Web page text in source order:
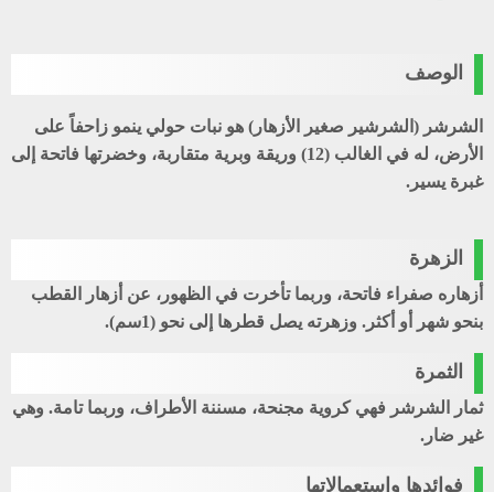
الوصف
الشرشر (الشرشير صغير الأزهار) هو نبات حولي ينمو زاحفاً على
الأرض، له في الغالب (12) وريقة وبرية متقاربة، وخضرتها فاتحة إلى
غبرة يسير.
الزهرة
أزهاره صفراء فاتحة، وربما تأخرت في الظهور، عن أزهار
القطب
بنحو شهر أو أكثر. وزهرته يصل قطرها إلى نحو (1سم).
الثمرة
ثمار الشرشر فهي كروية مجنحة، مسننة الأطراف، وربما تامة. وهي
غير ضار.
فوائدها وإستعمالاتها